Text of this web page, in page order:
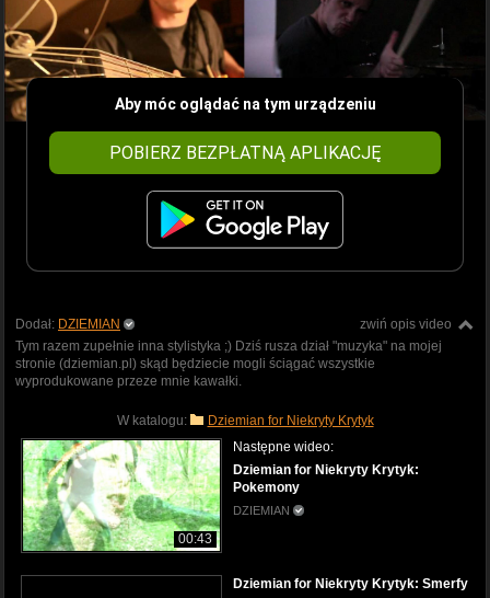
Aby móc oglądać na tym urządzeniu
POBIERZ BEZPŁATNĄ APLIKACJĘ
zwiń opis video
Dodał: DZIEMIAN
Tym razem zupełnie inna stylistyka ;) Dziś rusza dział "muzyka" na mojej
stronie (dziemian.pl) skąd będziecie mogli ściągać wszystkie
wyprodukowane przeze mnie kawałki.
W katalogu: Dziemian for Niekryty Krytyk
00:43
Następne wideo:
Dziemian for Niekryty Krytyk:
Pokemony
DZIEMIAN
Dziemian for Niekryty Krytyk: Smerfy